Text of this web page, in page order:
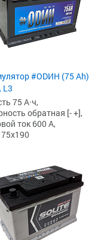
#ODИH (75 Ah)
L3
75 А·ч,
обратная [- +],
ток 600 А,